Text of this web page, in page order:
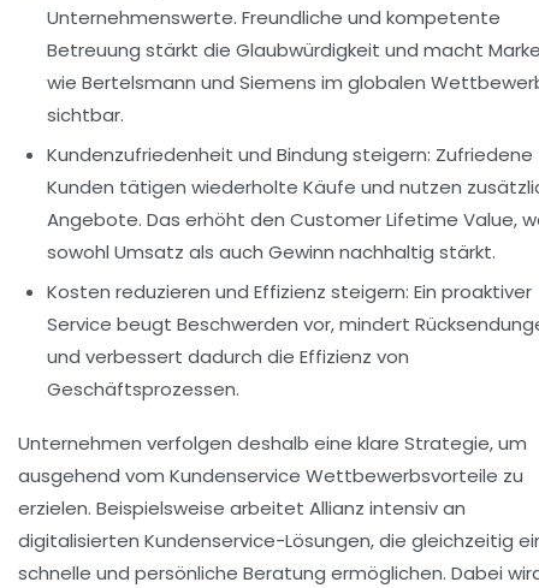
Unternehmenswerte. Freundliche und kompetente
Betreuung stärkt die Glaubwürdigkeit und macht
wie Bertelsmann und Siemens im globalen
sichtbar.
Kundenzufriedenheit und Bindung steigern: Zufriedene
Kunden tätigen wiederholte Käufe und nutzen
Angebote. Das erhöht den Customer Lifetime Value,
sowohl Umsatz als auch Gewinn nachhaltig stärkt.
Kosten reduzieren und Effizienz steigern: Ein proaktiver
Service beugt Beschwerden vor, mindert
und verbessert dadurch die Effizienz von
Geschäftsprozessen.
Unternehmen verfolgen deshalb eine klare Strategie, um
ausgehend vom Kundenservice Wettbewerbsvorteile zu
erzielen. Beispielsweise arbeitet Allianz intensiv an
digitalisierten Kundenservice-Lösungen, die gleichzeitig
schnelle und persönliche Beratung ermöglichen. Dabei